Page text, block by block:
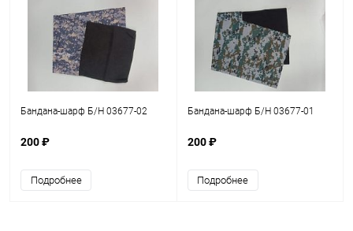
Бандана-шарф Б/Н 03677-02
200 ₽
Подробнее
Бандана-шарф Б/Н 03677-01
200 ₽
Подробнее